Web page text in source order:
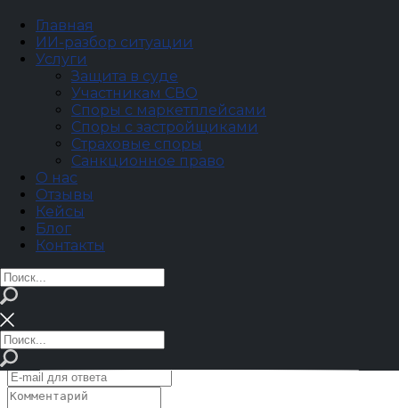
Главная
ИИ-разбор ситуации
Услуги
Защита в суде
Участникам СВО
Споры с маркетплейсами
Споры с застройщиками
Страховые споры
Санкционное право
О нас
Отзывы
Кейсы
Блог
Контакты
Другое
Общие нормы внедоговорных обязательств
Добиваемся успехав самых запутанных
делах и спорах
Обеспечиваем:
защиту ваших интересов и репутации;
финансовую устойчивость компании;
максимальный размер компенсации.
Отправьте документы на разбор
Приложите договор, претензию, отказ, акт,
переписку, решение суда или другие материалы.
Мы изучим обращение и предложим
подходящий формат работы.